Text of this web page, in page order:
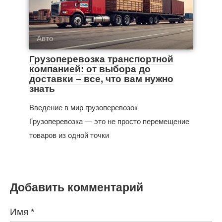
Авто
Грузоперевозка транспортной
компанией: от выбора до
доставки – все, что вам нужно
знать
Введение в мир грузоперевозок
Грузоперевозка — это не просто перемещение
товаров из одной точки
Добавить комментарий
Имя *